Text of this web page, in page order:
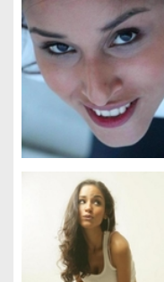
Gestion des cookies